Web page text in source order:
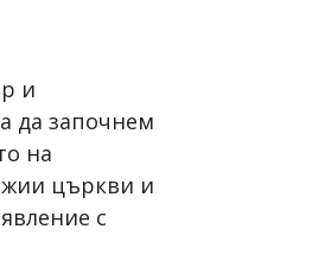
и
да започнем
на
църкви и
с